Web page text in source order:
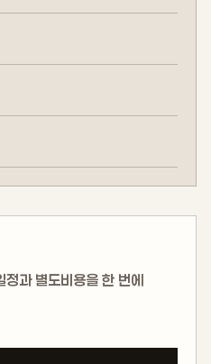
과 별도비용을 한 번에